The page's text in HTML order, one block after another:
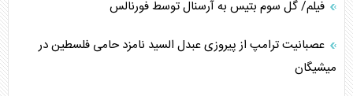
فیلم/ گل سوم بتیس به آرسنال توسط فورنالس
عصبانیت ترامپ از پیروزی عبدل السید نامزد حامی فلسطین در
میشیگان